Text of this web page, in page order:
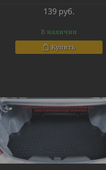
139 руб.
В наличии
Купить